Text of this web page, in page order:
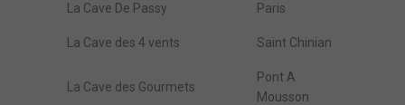
La Cave De Passy Paris
La Cave des 4 vents Saint Chinian
La Cave des Gourmets
Pont A
Mousson